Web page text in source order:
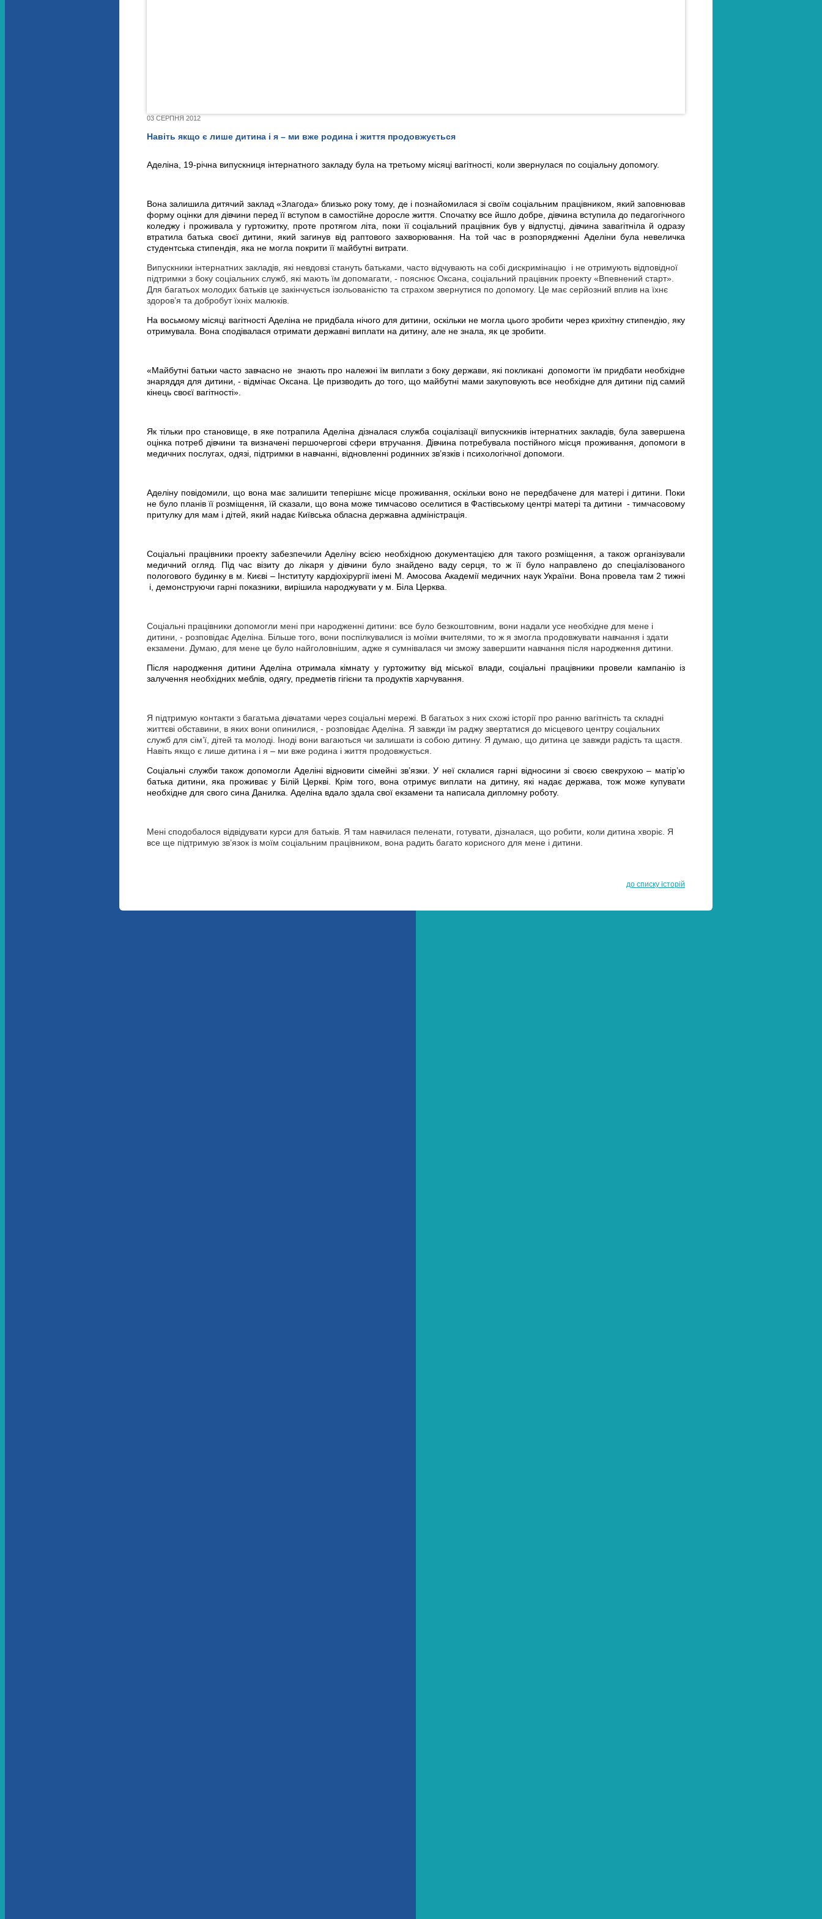
03 СЕРПНЯ 2012
Навіть якщо є лише дитина і я – ми вже родина і життя продовжується
Аделіна, 19-річна випускниця інтернатного закладу була на третьому місяці вагітності, коли звернулася по соціальну допомогу.
Вона залишила дитячий заклад «Злагода» близько року тому, де і познайомилася зі своїм соціальним працівником, який заповнював
форму оцінки для дівчини перед її вступом в самостійне доросле життя. Спочатку все йшло добре, дівчина вступила до педагогічного
коледжу і проживала у гуртожитку, проте протягом літа, поки її соціальний працівник був у відпустці, дівчина завагітніла й одразу
втратила батька своєї дитини, який загинув від раптового захворювання. На той час в розпорядженні Аделіни була невеличка
студентська стипендія, яка не могла покрити її майбутні витрати.
Випускники інтернатних закладів, які невдовзі стануть батьками, часто відчувають на собі дискримінацію і не отримують відповідної
підтримки з боку соціальних служб, які мають їм допомагати, - пояснює Оксана, соціальний працівник проекту «Впевнений старт».
Для багатьох молодих батьків це закінчується ізольованістю та страхом звернутися по допомогу. Це має серйозний вплив на їхнє
здоров’я та добробут їхніх малюків.
На восьмому місяці вагітності Аделіна не придбала нічого для дитини, оскільки не могла цього зробити через крихітну стипендію, яку
отримувала. Вона сподівалася отримати державні виплати на дитину, але не знала, як це зробити.
«Майбутні батьки часто завчасно не знають про належні їм виплати з боку держави, які покликані допомогти їм придбати необхідне
знаряддя для дитини, - відмічає Оксана. Це призводить до того, що майбутні мами закуповують все необхідне для дитини під самий
кінець своєї вагітності».
Як тільки про становище, в яке потрапила Аделіна дізналася служба соціалізації випускників інтернатних закладів, була завершена
оцінка потреб дівчини та визначені першочергові сфери втручання. Дівчина потребувала постійного місця проживання, допомоги в
медичних послугах, одязі, підтримки в навчанні, відновленні родинних зв’язків і психологічної допомоги.
Аделіну повідомили, що вона має залишити теперішнє місце проживання,оскільки воно не передбачене для матері і дитини. Поки
не було планів її розміщення, їй сказали, що вона може тимчасово оселитися в Фастівському центрі матері та дитини - тимчасовому
притулку для мам і дітей, який надає Київська обласна державна адміністрація.
Соціальні працівники проекту забезпечили Аделіну всією необхідною документацією для такого розміщення, а також організували
медичний огляд. Під час візиту до лікаря у дівчини було знайдено ваду серця, то ж її було направлено до спеціалізованого
пологового будинку в м. Києві – Інституту кардіохірургії імені М. Амосова Академії медичних наук України. Вона провела там 2 тижні
і, демонструючи гарні показники, вирішила народжувати у м. Біла Церква.
Соціальні працівники допомогли мені при народженні дитини: все було безкоштовним, вони надали усе необхідне для мене і
дитини, - розповідає Аделіна. Більше того, вони поспілкувалися із моїми вчителями, то ж я змогла продовжувати навчання і здати
екзамени. Думаю, для мене це було найголовнішим, адже я сумнівалася чи зможу завершити навчання після народження дитини.
Після народження дитини Аделіна отримала кімнату у гуртожитку від міської влади, соціальні працівники провели кампанію із
залучення необхідних меблів, одягу, предметів гігієни та продуктів харчування.
Я підтримую контакти з багатьма дівчатами через соціальні мережі. В багатьох з них схожі історії про ранню вагітність та складні
життєві обставини, в яких вони опинилися, - розповідає Аделіна. Я завжди їм раджу звертатися до місцевого центру соціальних
служб для сім’ї, дітей та молоді. Іноді вони вагаються чи залишати із собою дитину. Я думаю, що дитина це завжди радість та щастя.
Навіть якщо є лише дитина і я – ми вже родина і життя продовжується.
Соціальні служби також допомогли Аделіні відновити сімейні зв’язки. У неї склалися гарні відносини зі своєю свекрухою – матір’ю
батька дитини, яка проживає у Білій Церкві. Крім того, вона отримує виплати на дитину, які надає держава, тож може купувати
необхідне для свого сина Данилка. Аделіна вдало здала свої екзамени та написала дипломну роботу.
Мені сподобалося відвідувати курси для батьків. Я там навчилася пеленати, готувати, дізналася, що робити, коли дитина хворіє. Я
все ще підтримую зв’язок із моїм соціальним працівником, вона радить багато корисного для мене і дитини.
до списку історій